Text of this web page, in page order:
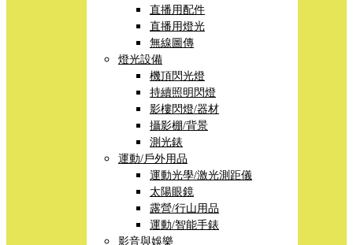
直播用配件
直播用燈光
無線圖傳
燈光設備
機頂閃光燈
持續照明閃燈
影樓閃燈/器材
攝影棚/背景
測光錶
運動/戶外用品
運動光學/激光測距儀
太陽眼鏡
露營/行山用品
運動/智能手錶
影音與娛樂